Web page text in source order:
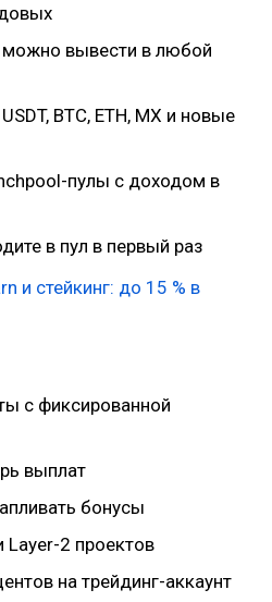
можно вывести в любой
BTC, ETH, MX и новые
пулы с доходом в
в пул в первый раз
и стейкинг: до 15 % в
с фиксированной
выплат
бонусы
Layer-2 проектов
на трейдинг-аккаунт